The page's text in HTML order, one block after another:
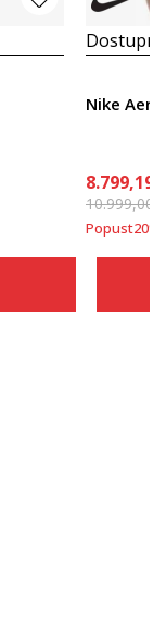
Nike
8.799,19
10.999,00
Popust20%